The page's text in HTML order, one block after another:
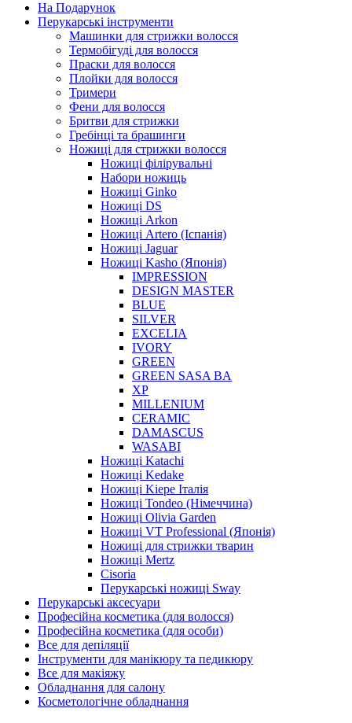
На Подарунок
Перукарські інструменти
Машинки для стрижки волосся
Термобігуді для волосся
Праски для волосся
Плойки для волосся
Тримери
Фени для волосся
Бритви для стрижки
Гребінці та брашинги
Ножиці для стрижки волосся
Ножиці філірувальні
Набори ножиць
Ножиці Ginko
Ножиці DS
Ножиці Arkon
Ножиці Artero (Іспанія)
Ножиці Jaguar
Ножиці Kasho (Японія)
IMPRESSION
DESIGN MASTER
BLUE
SILVER
EXCELIA
IVORY
GREEN
GREEN SASA BA
XP
MILLENIUM
CERAMIC
DAMASCUS
WASABI
Ножиці Katachi
Ножиці Kedake
Ножиці Kiepe Італія
Ножиці Tondeo (Німеччина)
Ножиці Olivia Garden
Ножиці VT Professional (Японія)
Ножиці для стрижки тварин
Ножиці Mertz
Cisoria
Перукарські ножиці Sway
Перукарські аксесуари
Професійна косметика (для волосся)
Професійна косметика (для особи)
Все для депіляції
Інструменти для манікюру та педикюру
Все для макіяжу
Обладнання для салону
Косметологічне обладнання